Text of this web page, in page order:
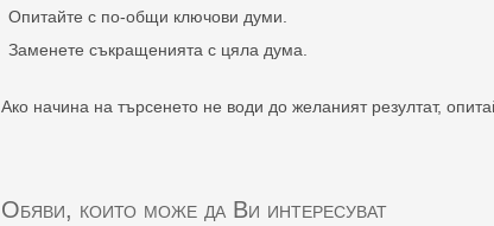
Опитайте с по-общи ключови думи.
Заменете съкращенията с цяла дума.
Ако начина на търсенето не води до желаният резултат,
Обяви, които може да Ви интересуват